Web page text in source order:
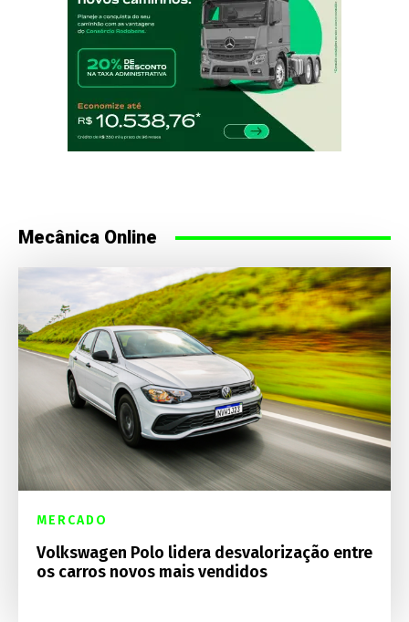
Mecânica Online
MERCADO
Volkswagen Polo lidera desvalorização entre
os carros novos mais vendidos